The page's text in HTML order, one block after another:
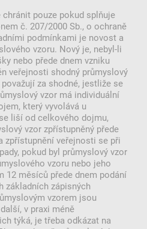
pouze pokud splňuje
č. 207/2000 Sb., o ochraně
podmínkami je novost a
vzoru. Nový je, nebyl-li
nebo přede dnem vzniku
veřejnosti shodný průmyslový
za shodné, jestliže se
vzor má individuální
který vyvolává u
liší od celkového dojmu,
vzor zpřístupněný přede
zpřístupnění veřejnosti se při
pokud byl průmyslový vzor
vzoru nebo jeho
12 měsíců přede dnem podání
základních zápisných
vzorem jsou
v praxi méně
týká, je třeba odkázat na